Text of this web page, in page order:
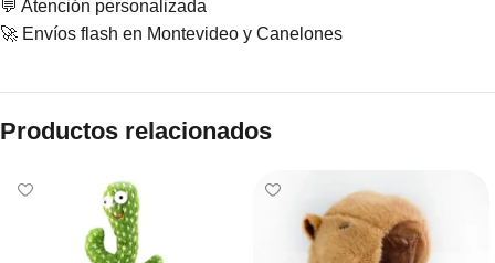
💬 Atención personalizada
🚀 Envíos flash en Montevideo y Canelones
Productos relacionados